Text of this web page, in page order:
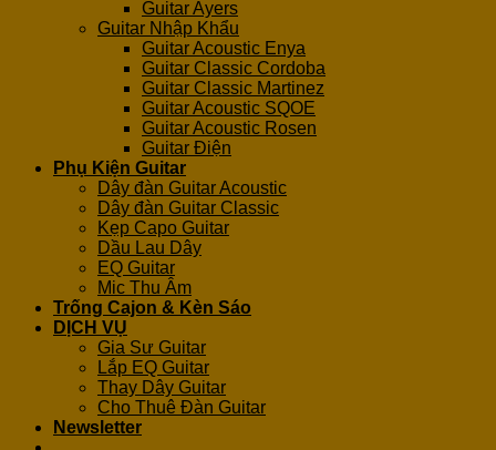
Guitar Ayers
Guitar Nhập Khẩu
Guitar Acoustic Enya
Guitar Classic Cordoba
Guitar Classic Martinez
Guitar Acoustic SQOE
Guitar Acoustic Rosen
Guitar Điện
Phụ Kiện Guitar
Dây đàn Guitar Acoustic
Dây đàn Guitar Classic
Kẹp Capo Guitar
Dầu Lau Dây
EQ Guitar
Mic Thu Âm
Trống Cajon & Kèn Sáo
DỊCH VỤ
Gia Sư Guitar
Lắp EQ Guitar
Thay Dây Guitar
Cho Thuê Đàn Guitar
Newsletter